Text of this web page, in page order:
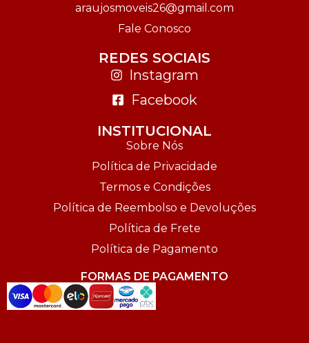
araujosmoveis26@gmail.com
Fale Conosco
REDES SOCIAIS
Instagram
Facebook
INSTITUCIONAL
Sobre Nós
Política de Privacidade
Termos e Condições
Política de Reembolso e Devoluções
Política de Frete
Política de Pagamento
FORMAS DE PAGAMENTO